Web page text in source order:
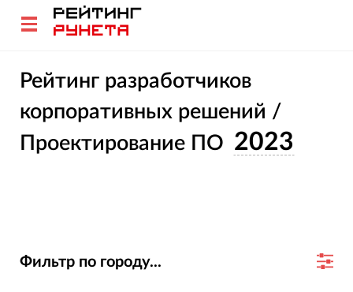
Рейтинг разработчиков
корпоративных решений /
Проектирование ПО 2023
Фильтр по городу...